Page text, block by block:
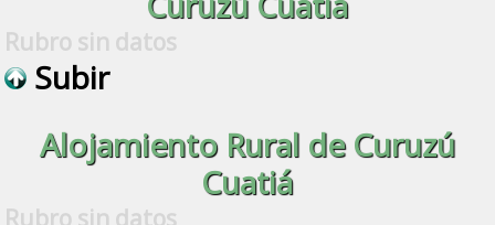
Rubro sin datos
Subir
Alojamiento Rural de Curuzú
Cuatiá
Rubro sin datos